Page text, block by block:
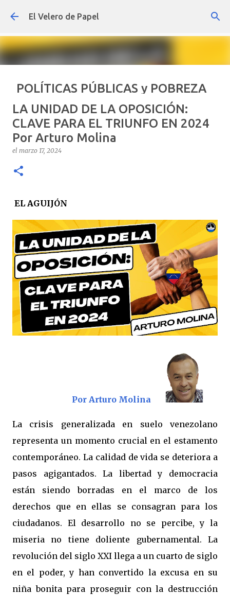
Ir al contenido principal
El Velero de Papel
POLÍTICAS PÚBLICAS y POBREZA
POR ARTURO MOLINA
el septiembre 22, 2024 ARTÍCULOS ARTURO-MOLINA
OPINIÓN POLÍTICAS PÚBLICAS Y POBREZA
0
LA UNIDAD DE LA OPOSICIÓN:
CLAVE PARA EL TRIUNFO EN 2024
Por Arturo Molina
el marzo 17, 2024
EL AGUIJÓN
Por Arturo Molina
La crisis generalizada en suelo venezolano
representa un momento crucial en el estamento
contemporáneo. La calidad de vida se deteriora a
pasos agigantados. La libertad y democracia
están siendo borradas en el marco de los
derechos que en ellas se consagran para los
ciudadanos. El desarrollo no se percibe, y la
miseria no tiene doliente gubernamental. La
revolución del siglo XXI llega a un cuarto de siglo
en el poder, y han convertido la excusa en su
niña bonita para proseguir con la destrucción